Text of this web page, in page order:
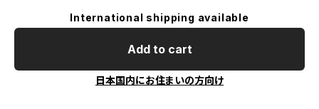
International shipping available
Add to cart
日本国内にお住まいの方向け